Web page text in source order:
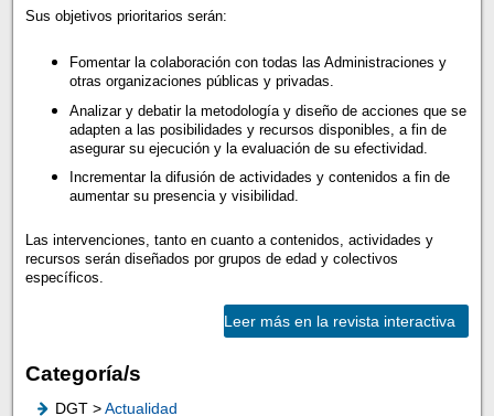
Sus objetivos prioritarios serán:
Fomentar la colaboración con todas las Administraciones y
otras organizaciones públicas y privadas.
Analizar y debatir la metodología y diseño de acciones que se
adapten a las posibilidades y recursos disponibles, a fin de
asegurar su ejecución y la evaluación de su efectividad.
Incrementar la difusión de actividades y contenidos a fin de
aumentar su presencia y visibilidad.
Las intervenciones, tanto en cuanto a contenidos, actividades y
recursos serán diseñados por grupos de edad y colectivos
específicos.
Leer más en la revista interactiva
Categoría/s
DGT >Actualidad